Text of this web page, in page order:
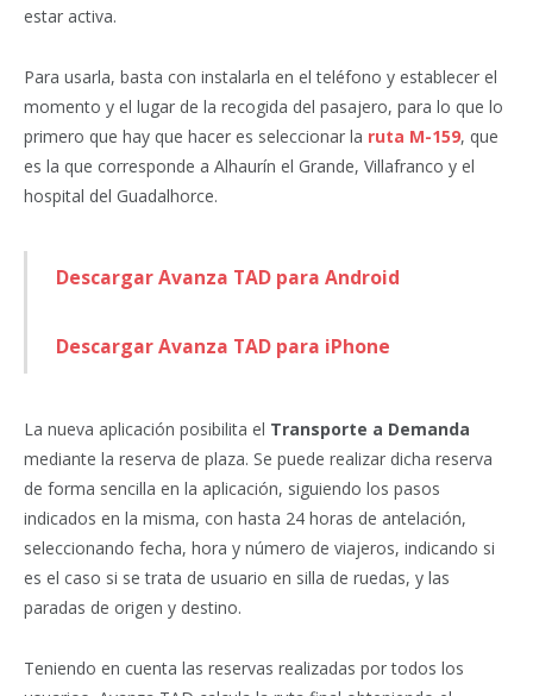
estar activa.
Para usarla, basta con instalarla en el teléfono y establecer el
momento y el lugar de la recogida del pasajero, para lo que lo
primero que hay que hacer es seleccionar la ruta M-159, que
es la que corresponde a Alhaurín el Grande, Villafranco y el
hospital del Guadalhorce.
Descargar Avanza TAD para Android
Descargar Avanza TAD para iPhone
La nueva aplicación posibilita el Transporte a Demanda
mediante la reserva de plaza. Se puede realizar dicha reserva
de forma sencilla en la aplicación, siguiendo los pasos
indicados en la misma, con hasta 24 horas de antelación,
seleccionando fecha, hora y número de viajeros, indicando si
es el caso si se trata de usuario en silla de ruedas, y las
paradas de origen y destino.
Teniendo en cuenta las reservas realizadas por todos los